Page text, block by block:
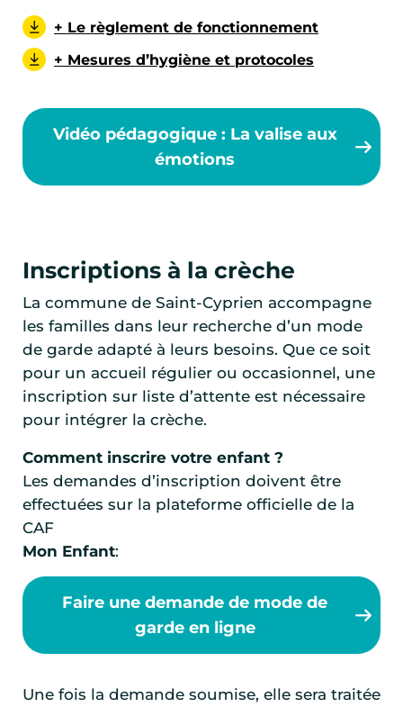
+ Le règlement de fonctionnement
+ Mesures d’hygiène et protocoles
Vidéo pédagogique : La valise aux
émotions
Inscriptions à la crèche
La commune de Saint-Cyprien accompagne
les familles dans leur recherche d’un mode
de garde adapté à leurs besoins. Que ce soit
pour un accueil régulier ou occasionnel, une
inscription sur liste d’attente est nécessaire
pour intégrer la crèche.
Comment inscrire votre enfant ?
Les demandes d’inscription doivent être
effectuées sur la plateforme officielle de la
CAF
Mon Enfant:
Faire une demande de mode de
garde en ligne
Une fois la demande soumise, elle sera traitée